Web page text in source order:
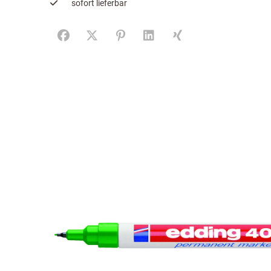
sofort lieferbar
Facebook
X PinterestLinkedInXing